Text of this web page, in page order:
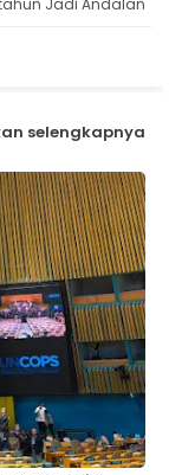
Jadi Andalan
selengkapnya